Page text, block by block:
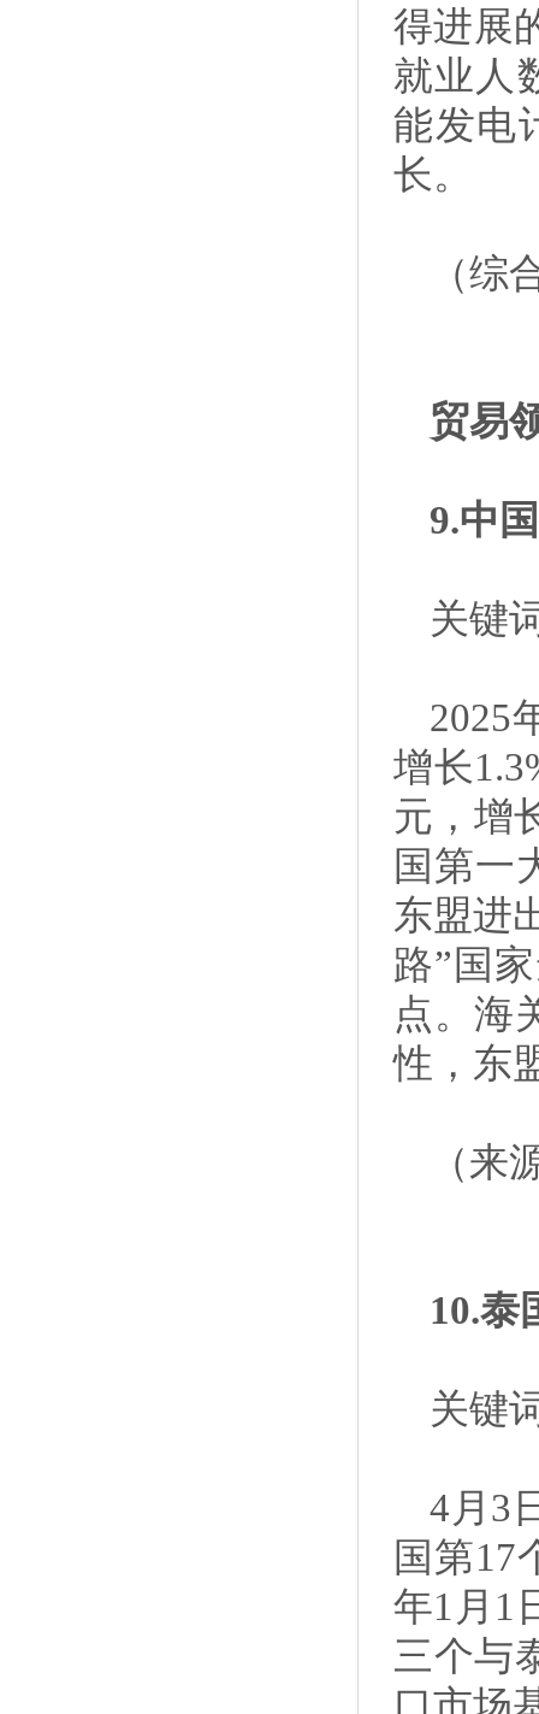
得进展
就业人
能发电
长。
（综
贸易
9.中
关键
2025
增长
元，增
国第一
东盟进
路”国
点。海
性，东
（来
10.泰
关键
4月3
国第17
年1月1
三个与